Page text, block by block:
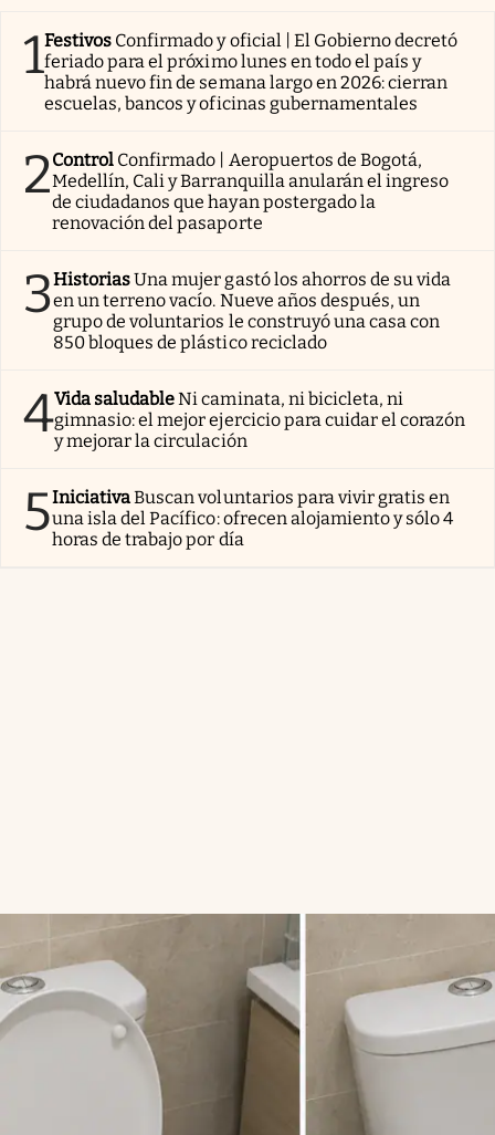
1Festivos Confirmado y oficial | El Gobierno decretó
feriado para el próximo lunes en todo el país y
habrá nuevo fin de semana largo en 2026: cierran
escuelas, bancos y oficinas gubernamentales
2Control Confirmado | Aeropuertos de Bogotá,
Medellín, Cali y Barranquilla anularán el ingreso
de ciudadanos que hayan postergado la
renovación del pasaporte
3HistoriasUna mujer gastó los ahorros de su vida
en un terreno vacío. Nueve años después, un
grupo de voluntarios le construyó una casa con
850 bloques de plástico reciclado
4Vida saludableNi caminata, ni bicicleta, ni
gimnasio: el mejor ejercicio para cuidar el corazón
y mejorar la circulación
5IniciativaBuscan voluntarios para vivir gratis en
una isla del Pacífico: ofrecen alojamiento y sólo 4
horas de trabajo por día